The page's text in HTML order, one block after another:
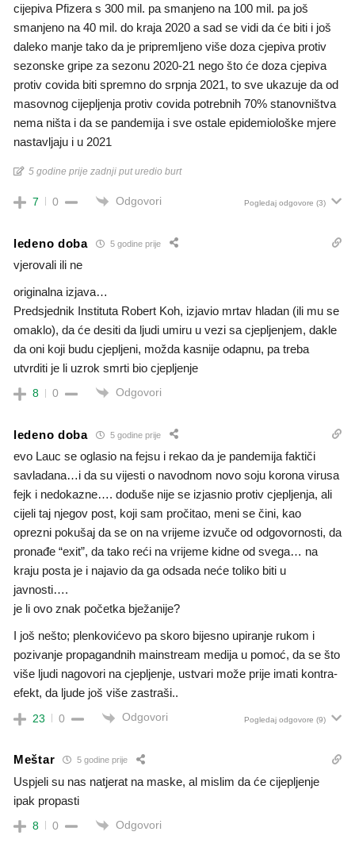
cijepiva Pfizera s 300 mil. pa smanjeno na 100 mil. pa još
smanjeno na 40 mil. do kraja 2020 a sad se vidi da će biti i još
daleko manje tako da je pripremljeno više doza cjepiva protiv
sezonske gripe za sezonu 2020-21 nego što će doza cjepiva
protiv covida biti spremno do srpnja 2021, to sve ukazuje da od
masovnog cijepljenja protiv covida potrebnih 70% stanovništva
nema ništa i da se pandemija i sve ostale epidemiološke mjere
nastavljaju i u 2021
5 godine prije zadnji put uredio burt
7 0 Odgovori Pogledaj odgovore (3)
ledeno doba 5 godine prije
vjerovali ili ne
originalna izjava…
Predsjednik Instituta Robert Koh, izjavio mrtav hladan (ili mu se
omaklo), da će desiti da ljudi umiru u vezi sa cjepljenjem, dakle
da oni koji budu cjepljeni, možda kasnije odapnu, pa treba
utvrditi je li uzrok smrti bio cjepljenje
8 0 Odgovori
ledeno doba 5 godine prije
evo Lauc se oglasio na fejsu i rekao da je pandemija faktiči
savladana…i da su vijesti o navodnom novo soju korona virusa
fejk i nedokazne…. doduše nije se izjasnio protiv cjepljenja, ali
cijeli taj njegov post, koji sam pročitao, meni se čini, kao
oprezni pokušaj da se on na vrijeme izvuče od odgovornosti, da
pronađe “exit”, da tako reći na vrijeme kidne od svega… na
kraju posta je i najavio da ga odsada neće toliko biti u
javnosti….
je li ovo znak početka bježanije?
I još nešto; plenkovićevo pa skoro bijesno upiranje rukom i
pozivanje propagandnih mainstream medija u pomoć, da se što
više ljudi nagovori na cjepljenje, ustvari može prije imati kontra-
efekt, da ljude još više zastraši..
23 0 Odgovori Pogledaj odgovore (9)
Meštar 5 godine prije
Uspjeli su nas natjerat na maske, al mislim da će cijepljenje
ipak propasti
8 0 Odgovori